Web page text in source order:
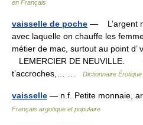
en Français
vaisselle de poche — L’argent
avec laquelle on chauffe les
métier de mac, surtout au point d’
LEMERCIER DE NEUVILLE.
t’accroches,… …
Dictionnaire
vaisselle — n.f. Petite monnaie,
Français argotique et populaire